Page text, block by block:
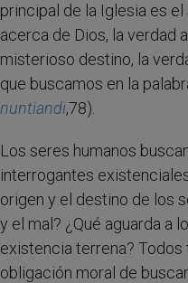
principal de la Iglesia es
acerca de Dios, la verdad
misterioso destino, la
que buscamos en la
nuntiandi,78).
Los seres humanos
interrogantes
origen y el destino de los
y el mal? ¿Qué aguarda a
existencia terrena? Todos
obligación moral de